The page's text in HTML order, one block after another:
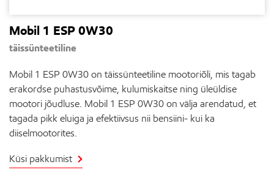
Mobil 1 ESP 0W30
täissünteetiline
Mobil 1 ESP 0W30 on täissünteetiline mootoriõli, mis tagab
erakordse puhastusvõime, kulumiskaitse ning üleüldise
mootori jõudluse. Mobil 1 ESP 0W30 on välja arendatud, et
tagada pikk eluiga ja efektiivsus nii bensiini- kui ka
diiselmootorites.
Küsi pakkumist